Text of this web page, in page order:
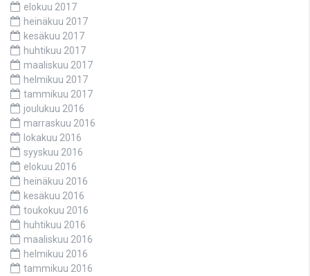
elokuu 2017
heinäkuu 2017
kesäkuu 2017
huhtikuu 2017
maaliskuu 2017
helmikuu 2017
tammikuu 2017
joulukuu 2016
marraskuu 2016
lokakuu 2016
syyskuu 2016
elokuu 2016
heinäkuu 2016
kesäkuu 2016
toukokuu 2016
huhtikuu 2016
maaliskuu 2016
helmikuu 2016
tammikuu 2016